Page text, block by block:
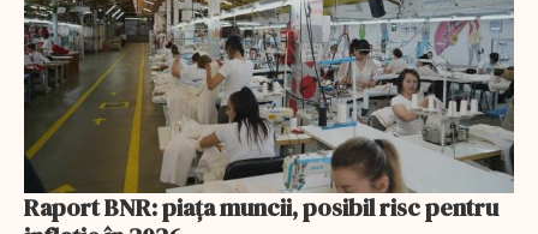
Raport BNR: piața muncii, posibil risc pentru